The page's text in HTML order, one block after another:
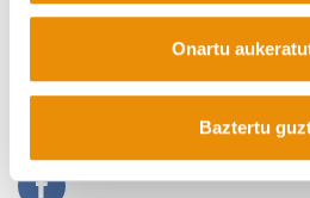
Onartu
Baztertu
Irakurri Azterketak 21a